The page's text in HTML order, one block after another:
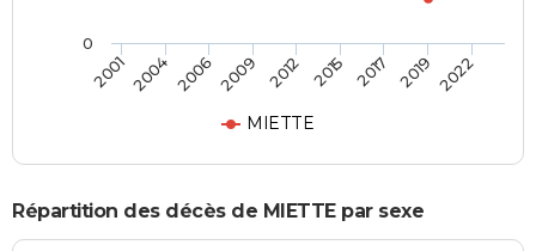
MIETTE
20012004 20062009 2012 2015 2017 2019 2022
0
Répartition des décès de MIETTE par sexe